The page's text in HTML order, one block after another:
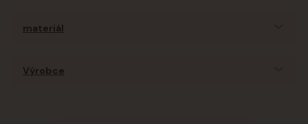
materiál
Výrobce